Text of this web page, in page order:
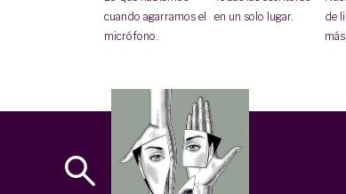
cuando agarramos el
micrófono.
en un solo lugar.
de